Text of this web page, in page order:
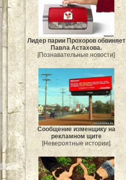
Лидер парии Прохоров обвиняет
Павла Астахова.
[Познавательные новости]
Сообщение изменщику на
рекламном щите
[Невероятные истории]